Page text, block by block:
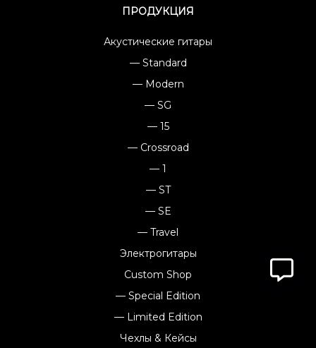
ПРОДУКЦИЯ
Акустические гитары
— Standard
— Modern
— SG
— 15
— Crossroad
— 1
— ST
— SE
— Travel
Электрогитары
Custom Shop
— Special Edition
— Limited Edition
Чехлы & Кейсы